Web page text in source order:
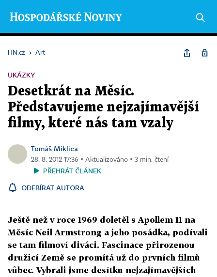
HN.cz › Art
UKÁZKY
Desetkrát na Měsíc.
Představujeme nejzajímavější
filmy, které nás tam vzaly
Tomáš Miklica
28. 8. 2012 17:36 ▪ Aktualizováno ▪ 3 min. čtení
PŘEHRÁT ČLÁNEK
ODEBÍRAT AUTORA
Ještě než v roce 1969 doletěl s Apollem 11 na
Měsíc Neil Armstrong a jeho posádka, podívali
se tam filmoví diváci. Fascinace přirozenou
družicí Země se promítá už do prvních filmů
vůbec. Vybrali jsme desítku nejzajímavějších